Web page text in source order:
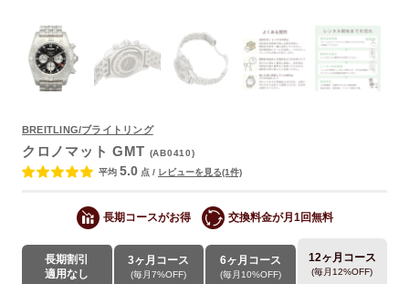
BREITLING/ブライトリング
クロノマット GMT (AB0410)
平均 5.0 点 / レビューを見る(1件)
長期コースがお得 交換料金が月1回無料
長期割引
適用なし
3ヶ月コース
(毎月7%OFF)
6ヶ月コース
(毎月10%OFF)
12ヶ月コース
(毎月12%OFF)
よくあるご質問